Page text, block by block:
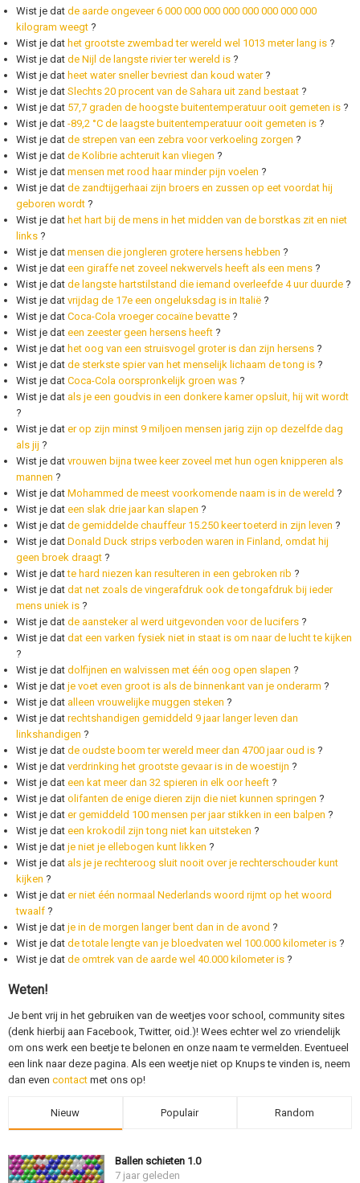
Wist je dat de aarde ongeveer 6 000 000 000 000 000 000 000 000
kilogram weegt ?
Wist je dat het grootste zwembad ter wereld wel 1013 meter lang is ?
Wist je dat de Nijl de langste rivier ter wereld is ?
Wist je dat heet water sneller bevriest dan koud water?
Wist je dat Slechts 20 procent van de Sahara uit zand bestaat ?
Wist je dat 57,7 graden de hoogste buitentemperatuur ooit gemeten is ?
Wist je dat -89,2 °C de laagste buitentemperatuur ooit gemeten is ?
Wist je dat de strepen van een zebra voor verkoeling zorgen ?
Wist je dat de Kolibrie achteruit kan vliegen ?
Wist je dat mensen met rood haar minder pijn voelen ?
Wist je dat de zandtijgerhaai zijn broers en zussen op eet voordat hij
geboren wordt ?
Wist je dat het hart bij de mens in het midden van de borstkas zit en niet
links ?
Wist je dat mensen die jongleren grotere hersens hebben ?
Wist je dat een giraffe net zoveel nekwervels heeft als een mens ?
Wist je dat de langste hartstilstand die iemand overleefde 4 uur duurde ?
Wist je dat vrijdag de 17e een ongeluksdag is in Italië ?
Wist je dat Coca-Cola vroeger cocaïne bevatte ?
Wist je dat een zeester geen hersens heeft ?
Wist je dat het oog van een struisvogel groter is dan zijn hersens ?
Wist je dat de sterkste spier van het menselijk lichaam de tong is ?
Wist je dat Coca-Cola oorspronkelijk groen was ?
Wist je dat als je een goudvis in een donkere kamer opsluit, hij wit wordt
?
Wist je dat er op zijn minst 9 miljoen mensen jarig zijn op dezelfde dag
als jij ?
Wist je dat vrouwen bijna twee keer zoveel met hun ogen knipperen als
mannen ?
Wist je dat Mohammed de meest voorkomende naam is in de wereld ?
Wist je dat een slak drie jaar kan slapen ?
Wist je dat de gemiddelde chauffeur 15.250 keer toeterd in zijn leven ?
Wist je dat Donald Duck strips verboden waren in Finland, omdat hij
geen broek draagt ?
Wist je datte hard niezen kan resulteren in een gebroken rib ?
Wist je dat dat net zoals de vingerafdruk ook de tongafdruk bij ieder
mens uniek is ?
Wist je dat de aansteker al werd uitgevonden voor de lucifers ?
Wist je dat dat een varken fysiek niet in staat is om naar de lucht te kijken
?
Wist je dat dolfijnen en walvissen met één oog open slapen ?
Wist je dat je voet even groot is als de binnenkant van je onderarm ?
Wist je dat alleen vrouwelijke muggen steken ?
Wist je dat rechtshandigen gemiddeld 9 jaar langer leven dan
linkshandigen ?
Wist je dat de oudste boom ter wereld meer dan 4700 jaar oud is ?
Wist je dat verdrinking het grootste gevaar is in de woestijn ?
Wist je dat een kat meer dan 32 spieren in elk oor heeft ?
Wist je dat olifanten de enige dieren zijn die niet kunnen springen ?
Wist je dat er gemiddeld 100 mensen per jaar stikken in een balpen ?
Wist je dat een krokodil zijn tong niet kan uitsteken ?
Wist je dat je niet je ellebogen kunt likken ?
Wist je dat als je je rechteroog sluit nooit over je rechterschouder kunt
kijken ?
Wist je dat er niet één normaal Nederlands woord rijmt op het woord
twaalf ?
Wist je dat je in de morgen langer bent dan in de avond ?
Wist je dat de totale lengte van je bloedvaten wel 100.000 kilometer is ?
Wist je dat de omtrek van de aarde wel 40.000 kilometer is ?
Weten!
Je bent vrij in het gebruiken van de weetjes voor school, community sites
(denk hierbij aan Facebook, Twitter, oid.)! Wees echter wel zo vriendelijk
om ons werk een beetje te belonen en onze naam te vermelden. Eventueel
een link naar deze pagina. Als een weetje niet op Knups te vinden is, neem
dan even contact met ons op!
Nieuw Populair Random
Ballen schieten 1.0
7 jaar geleden